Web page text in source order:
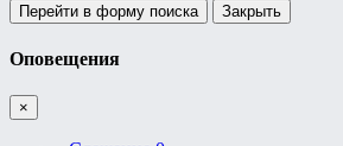
Перейти в форму поиска Закрыть
Оповещения
×